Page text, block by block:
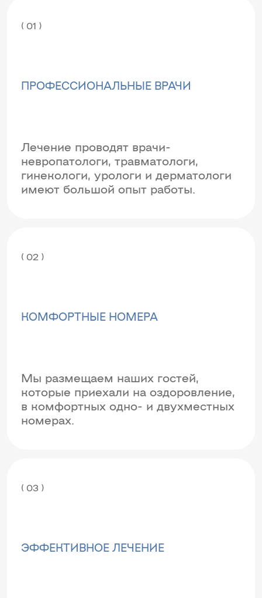
( 01 )
ПРОФЕССИОНАЛЬНЫЕ ВРАЧИ
Лечение проводят врачи-
невропатологи, травматологи,
гинекологи, урологи и дерматологи
имеют большой опыт работы.
( 02 )
КОМФОРТНЫЕ НОМЕРА
Мы размещаем наших гостей,
которые приехали на оздоровление,
в комфортных одно- и двухместных
номерах.
( 03 )
ЭФФЕКТИВНОЕ ЛЕЧЕНИЕ